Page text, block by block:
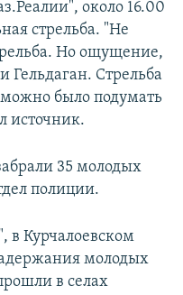
около 16.00
стрельба. "Не
Но ощущение,
Гельдаган. Стрельба
было подумать
источник.
35 молодых
полиции.
в Курчалоевском
молодых
в селах